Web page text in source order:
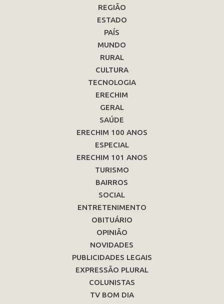
REGIÃO
ESTADO
PAÍS
MUNDO
RURAL
CULTURA
TECNOLOGIA
ERECHIM
GERAL
SAÚDE
ERECHIM 100 ANOS
ESPECIAL
ERECHIM 101 ANOS
TURISMO
BAIRROS
SOCIAL
ENTRETENIMENTO
OBITUÁRIO
OPINIÃO
NOVIDADES
PUBLICIDADES LEGAIS
EXPRESSÃO PLURAL
COLUNISTAS
TV BOM DIA